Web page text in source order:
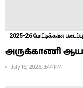
2025-26 போட்டிக்கான
அருக்காணி
July 18, 2026, 3:44 PM